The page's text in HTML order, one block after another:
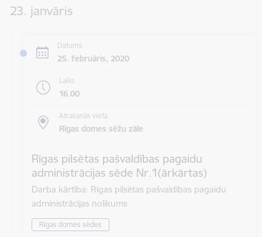
23. janvāris
Datums
25. februāris, 2020
Laiks
16.00
Atrašanās vieta
Rīgas domes sēžu zāle
Rīgas pilsētas pašvaldības pagaidu
administrācijas sēde Nr.1(ārkārtas)
Darba kārtība: Rīgas pilsētas pašvaldības pagaidu
administrācijas nolikums
Rīgas domes sēdes